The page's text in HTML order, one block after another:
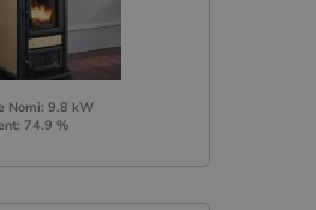
Nomi: 9.8 kW
74.9 %